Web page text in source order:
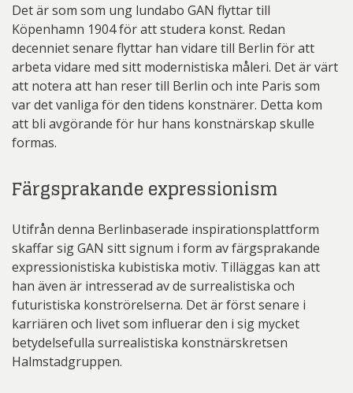
Det är som som ung lundabo GAN flyttar till
Köpenhamn 1904 för att studera konst. Redan
decenniet senare flyttar han vidare till Berlin för att
arbeta vidare med sitt modernistiska måleri. Det är värt
att notera att han reser till Berlin och inte Paris som
var det vanliga för den tidens konstnärer. Detta kom
att bli avgörande för hur hans konstnärskap skulle
formas.
Färgsprakande expressionism
Utifrån denna Berlinbaserade inspirationsplattform
skaffar sig GAN sitt signum i form av färgsprakande
expressionistiska kubistiska motiv. Tilläggas kan att
han även är intresserad av de surrealistiska och
futuristiska konströrelserna. Det är först senare i
karriären och livet som influerar den i sig mycket
betydelsefulla surrealistiska konstnärskretsen
Halmstadgruppen.